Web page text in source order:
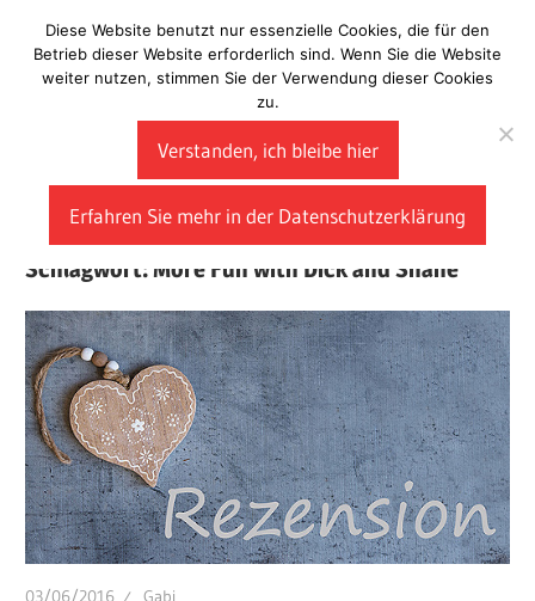
Inhalt
springen
Laberladen
Schlagwort:More Fun with Dick and Shane
03/06/2016 Gabi
Diese Website benutzt nur essenzielle Cookies, die für den
Betrieb dieser Website erforderlich sind. Wenn Sie die Website
weiter nutzen, stimmen Sie der Verwendung dieser Cookies
zu.
Verstanden, ich bleibe hier
Erfahren Sie mehr in der Datenschutzerklärung